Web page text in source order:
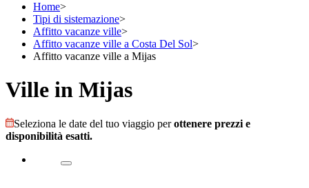
Home>
Tipi di sistemazione>
Affitto vacanze ville>
Affitto vacanze ville a Costa Del Sol>
Affitto vacanze ville a Mijas
Ville in Mijas
Seleziona le date del tuo viaggio perottenere prezzi e
disponibilità esatti.